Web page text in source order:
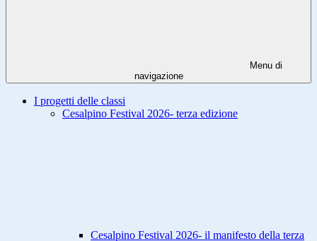
Menu di
navigazione
I progetti delle classi
Cesalpino Festival 2026- terza edizione
Cesalpino Festival 2026- il manifesto della terza